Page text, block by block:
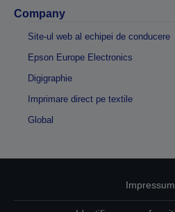
Company
Site-ul web al echipei de conducere
Epson Europe Electronics
Digigraphie
Imprimare direct pe textile
Global
Impressum